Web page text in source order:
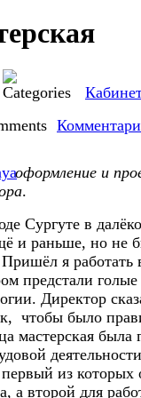
оформление и
.
Сургуте в
и раньше, но не
я
предстали
Директор
чтобы было
мастерская была
первый из которых
а второй для